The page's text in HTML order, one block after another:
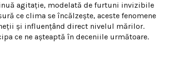
agitație, modelată de furtuni invizibile
ce clima se încălzește, aceste fenomene
și influențând direct nivelul mărilor.
ce ne așteaptă în deceniile următoare.